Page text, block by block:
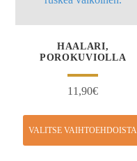
HAALARI,
POROKUVIOLLA
11,90€
VALITSE VAIHTOEHDOISTA